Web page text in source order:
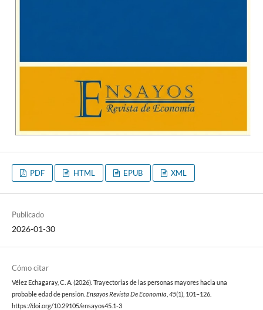
PDF HTML EPUB XML
Publicado
2026-01-30
Cómo citar
Vélez Echagaray, C. A. (2026). Trayectorias de las personas mayores hacia una
probable edad de pensión. Ensayos Revista De Economía 45(1), 101–126.
https://doi.org/10.29105/ensayos45.1-3